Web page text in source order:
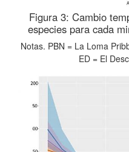
Figura 3: Cambio
especies para cada
Notas. PBN = La Loma
ED = El